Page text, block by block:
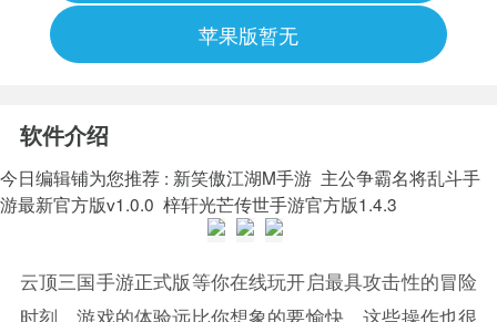
苹果版暂无
软件介绍
今日编辑铺为您推荐 : 新笑傲江湖M手游 主公争霸名将乱斗手
游最新官方版v1.0.0 梓轩光芒传世手游官方版1.4.3
云顶三国手游正式版等你在线玩开启最具攻击性的冒险
时刻。游戏的体验远比你想象的要愉快。这些操作也很